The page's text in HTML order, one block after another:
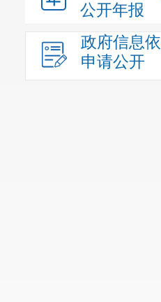
公开年报
政府信息依
申请公开